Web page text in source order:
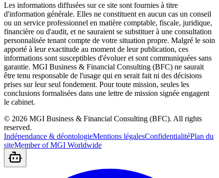
Les informations diffusées sur ce site sont fournies à titre
d'information générale. Elles ne constituent en aucun cas un conseil
ou un service professionnel en matière comptable, fiscale, juridique,
financière ou d'audit, et ne sauraient se substituer à une consultation
personnalisée tenant compte de votre situation propre. Malgré le soin
apporté à leur exactitude au moment de leur publication, ces
informations sont susceptibles d'évoluer et sont communiquées sans
garantie. MGI Business & Financial Consulting (BFC) ne saurait
être tenu responsable de l'usage qui en serait fait ni des décisions
prises sur leur seul fondement. Pour toute mission, seules les
conclusions formalisées dans une lettre de mission signée engagent
le cabinet.
© 2026 MGI Business & Financial Consulting (BFC). All rights
reserved.
Indépendance & déontologieMentions légalesConfidentialitéPlan du
siteMember of MGI Worldwide